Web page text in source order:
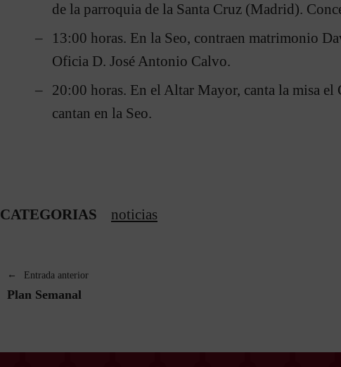
de la parroquia de la Santa Cruz (Madrid).
13:00 horas. En la Seo, contraen matrimonio
Oficia D. José Antonio Calvo.
20:00 horas. En el Altar Mayor, canta la misa
cantan en la Seo.
CATEGORIAS noticias
Entrada anterior
Plan Semanal